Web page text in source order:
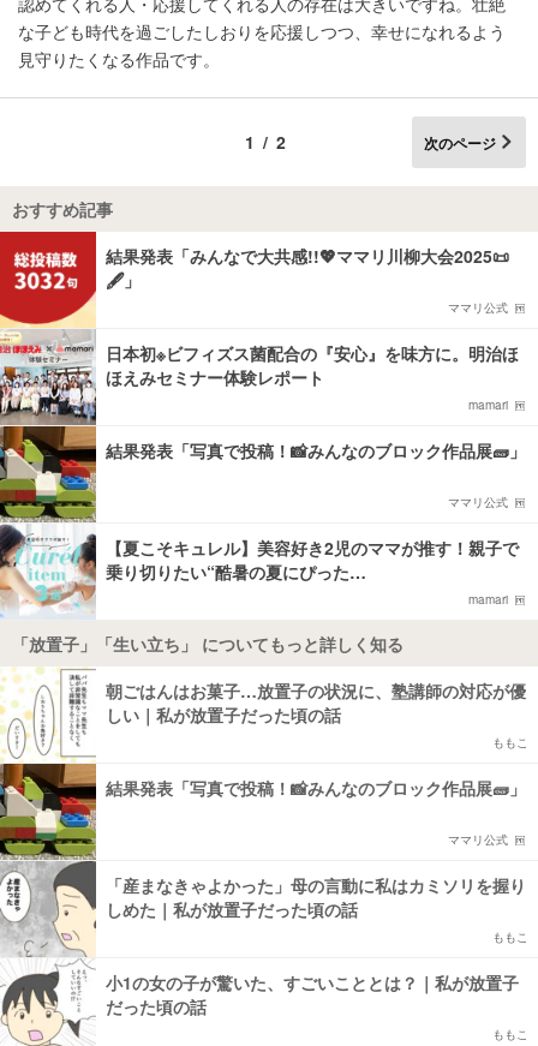
な子ども時代を過ごしたしおりを応援しつつ、幸せになれるよう
見守りたくなる作品です。
1/2 次のページ
おすすめ記事
結果発表「みんなで大共感!!💖ママリ川柳大会2025📜
🖋️」
ママリ公式
日本初※ビフィズス菌配合の『安心』を味方に。明治ほ
ほえみセミナー体験レポート
mamari
結果発表「写真で投稿！📸みんなのブロック作品展🧱」
ママリ公式
【夏こそキュレル】美容好き2児のママが推す！親子で
乗り切りたい“酷暑の夏にぴった…
mamari
「放置子」「生い立ち」 についてもっと詳しく知る
朝ごはんはお菓子…放置子の状況に、塾講師の対応が優
しい｜私が放置子だった頃の話
ももこ
結果発表「写真で投稿！📸みんなのブロック作品展🧱」
ママリ公式
「産まなきゃよかった」母の言動に私はカミソリを握り
しめた｜私が放置子だった頃の話
ももこ
小1の女の子が驚いた、すごいこととは？｜私が放置子
だった頃の話
ももこ